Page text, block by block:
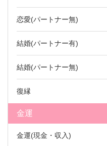
恋愛(パートナー無)
結婚(パートナー有)
結婚(パートナー無)
復縁
金運
金運(現金・収入)